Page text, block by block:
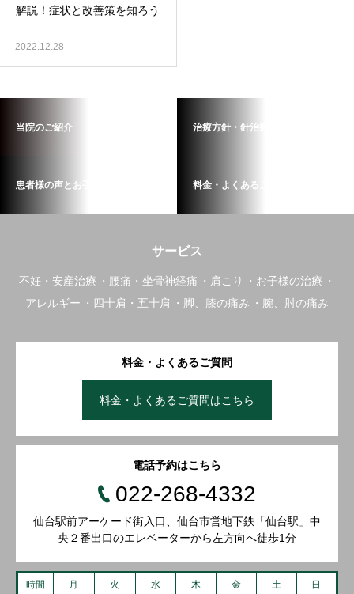
解説！症状と改善策を知ろう
2022.12.28
当院のご紹介 治療方針・針治療の流れ
患者様の声とお手紙 料金・よくあるご質問
サービス
不妊・安産治療 腰痛・坐骨神経痛 肩こり
お子様の治療
アレルギー
四十肩・五十肩 脚、膝の痛み 腕、肘の痛み
料金・よくあるご質問
料金・よくあるご質問はこちら
電話予約はこちら
022-268-4332
仙台駅前アーケード街入口、仙台市営地下鉄「仙台駅」中
央２番出口のエレベーターから左方向へ徒歩1分
時間 月 火 水 木 金 土 日